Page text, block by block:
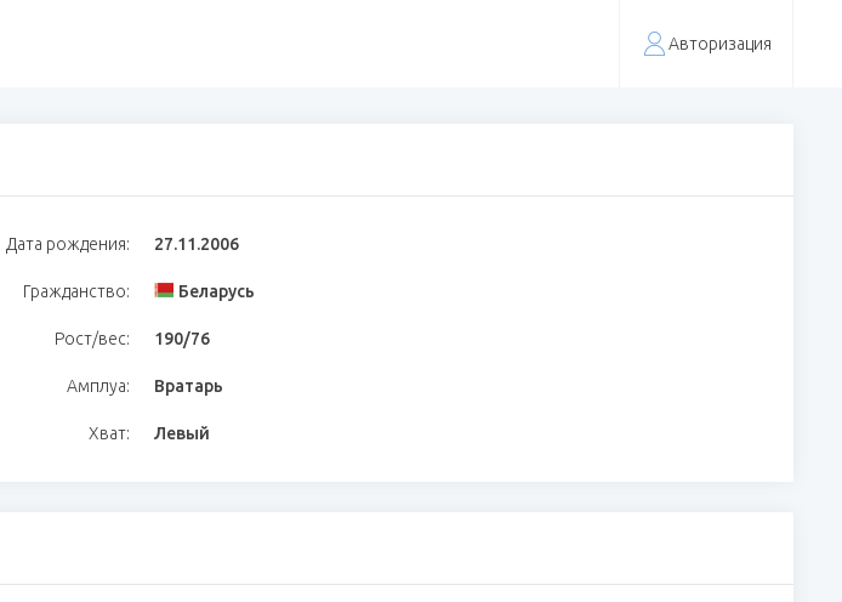
Авторизация
Дата рождения: 27.11.2006
Гражданство: Беларусь
Рост/вес: 190/76
Амплуа: Вратарь
Хват: Левый